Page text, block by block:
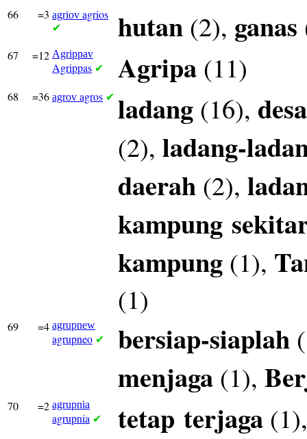
66 =3 agriov agrios
✔ hutan (2), ganas
67 =12 Agrippav
Agrippas ✔ Agripa (11)
68 =36 agrov agros ✔ ladang (16), desa
(2), ladang-
daerah (2),
kampung
kampung (1),
(1)
69 =4 agrupnew
agrupneo ✔ bersiap-siaplah
menjaga (1),
70 =2 agrupnia
agrupnia ✔ tetap terjaga